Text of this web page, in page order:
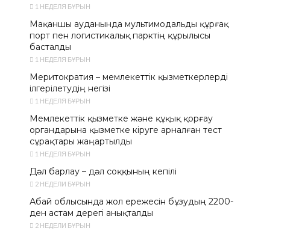
1 НЕДЕЛЯ БҰРЫН
Мақаншы ауданында мультимодальды құрғақ
порт пен логистикалық парктің құрылысы
басталды
1 НЕДЕЛЯ БҰРЫН
Меритократия – мемлекеттік қызметкерлерді
ілгерілетудің негізі
1 НЕДЕЛЯ БҰРЫН
Мемлекеттік қызметке және құқық қорғау
органдарына қызметке кіруге арналған тест
сұрақтары жаңартылды
1 НЕДЕЛЯ БҰРЫН
Дәл барлау – дәл соққының кепілі
2 НЕДЕЛИ БҰРЫН
Абай облысында жол ережесін бұзудың 2200-
ден астам дерегі анықталды
2 НЕДЕЛИ БҰРЫН